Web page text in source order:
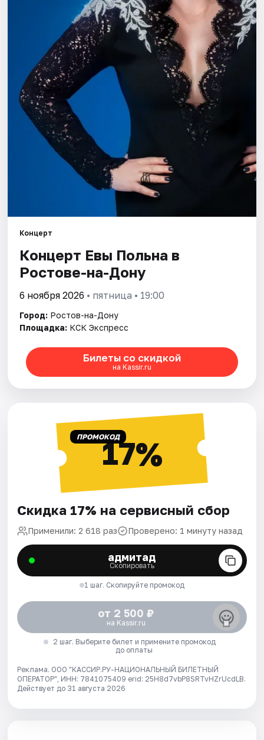
Площадки
Артисты
Рейтинги
Концерт
Концерт Евы Польна в
Ростове-на-Дону
6 ноября 2026 • пятница • 19:00
Город: Ростов-на-Дону
Площадка: КСК Экспресс
Билеты со скидкой
на Kassir.ru
ПРОМОКОД17%
Скидка 17% на сервисный сбор
Применили: 2 618 раз Проверено: 1 минуту назад
адмитад
Скопировать
1 шаг. Скопируйте промокод
от 2 500 ₽
на Kassir.ru
2 шаг. Выберите билет и примените промокод
до оплаты
Реклама. ООО "КАССИР.РУ-НАЦИОНАЛЬНЫЙ БИЛЕТНЫЙ
ОПЕРАТОР", ИНН: 7841075409 erid: 25H8d7vbP8SRTvHZrUcdLB.
Действует до 31 августа 2026